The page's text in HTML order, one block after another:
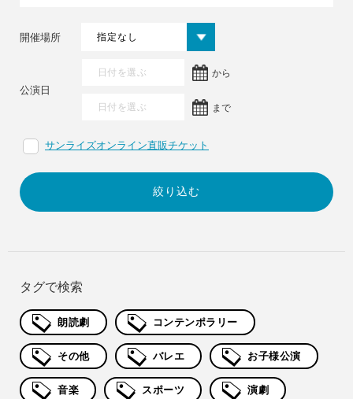
公演日
から
まで
開催場所
サンライズオンライン直販チケット
タグで検索
朗読劇 コンテンポラリー
その他 バレエ お子様公演
音楽 スポーツ 演劇